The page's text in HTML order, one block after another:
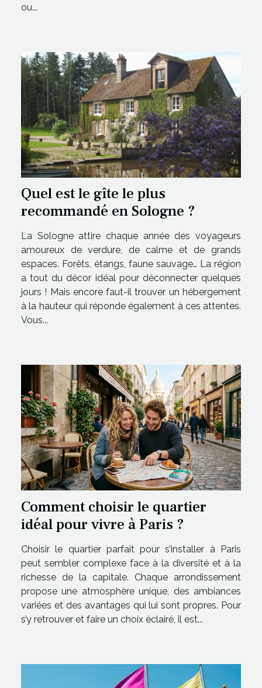
ou...
Quel est le gîte le plus
recommandé en Sologne ?
La Sologne attire chaque année des voyageurs
amoureux de verdure, de calme et de grands
espaces. Forêts, étangs, faune sauvage… La région
a tout du décor idéal pour déconnecter quelques
jours ! Mais encore faut-il trouver un hébergement
à la hauteur qui réponde également à ces attentes.
Vous...
Comment choisir le quartier
idéal pour vivre à Paris ?
Choisir le quartier parfait pour s’installer à Paris
peut sembler complexe face à la diversité et à la
richesse de la capitale. Chaque arrondissement
propose une atmosphère unique, des ambiances
variées et des avantages qui lui sont propres. Pour
s’y retrouver et faire un choix éclairé, il est...